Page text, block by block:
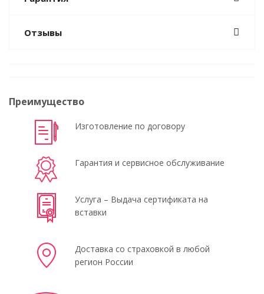
Отзывы
Преимущество
Изготовление по договору
Гарантия и сервисное обслуживание
Услуга – Выдача сертификата на
вставки
Доставка со страховкой в любой
регион России